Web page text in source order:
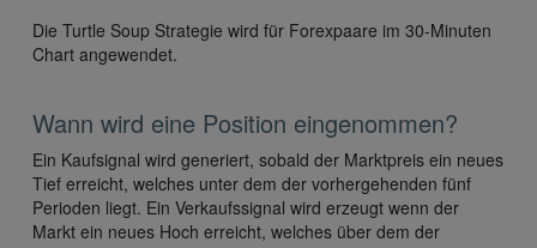
Die Turtle Soup Strategie wird für Forexpaare im 30-Minuten
Chart angewendet.
Wann wird eine Position eingenommen?
Ein Kaufsignal wird generiert, sobald der Marktpreis ein neues
Tief erreicht, welches unter dem der vorhergehenden fünf
Perioden liegt. Ein Verkaufssignal wird erzeugt wenn der
Markt ein neues Hoch erreicht, welches über dem der